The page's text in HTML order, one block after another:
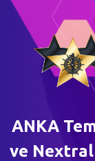
ANKA
ve